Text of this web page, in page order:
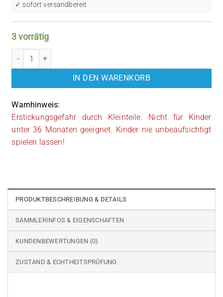
✓ sofort versandbereit
3 vorrätig
LEGO DREAMZzz: Mateo (DRM003) Menge
IN DEN WARENKORB
Warnhinweis:
Erstickungsgefahr durch Kleinteile. Nicht für Kinder
unter 36 Monaten geeignet. Kinder nie unbeaufsichtigt
spielen lassen!
PRODUKTBESCHREIBUNG & DETAILS
SAMMLERINFOS & EIGENSCHAFTEN
KUNDENBEWERTUNGEN (0)
ZUSTAND & ECHTHEITSPRÜFUNG